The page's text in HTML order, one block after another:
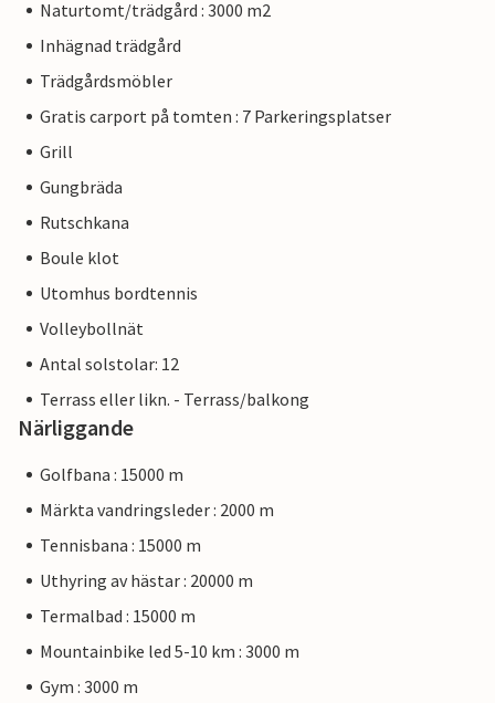
Naturtomt/trädgård : 3000 m2
Inhägnad trädgård
Trädgårdsmöbler
Gratis carport på tomten : 7 Parkeringsplatser
Grill
Gungbräda
Rutschkana
Boule klot
Utomhus bordtennis
Volleybollnät
Antal solstolar: 12
Terrass eller likn. - Terrass/balkong
Närliggande
Golfbana : 15000 m
Märkta vandringsleder : 2000 m
Tennisbana : 15000 m
Uthyring av hästar : 20000 m
Termalbad : 15000 m
Mountainbike led 5-10 km : 3000 m
Gym : 3000 m